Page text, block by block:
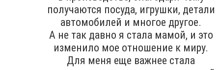
получаются посуда, игрушки, детали
автомобилей и многое другое.
А не так давно я стала мамой, и это
изменило мое отношение к миру.
Для меня еще важнее стала